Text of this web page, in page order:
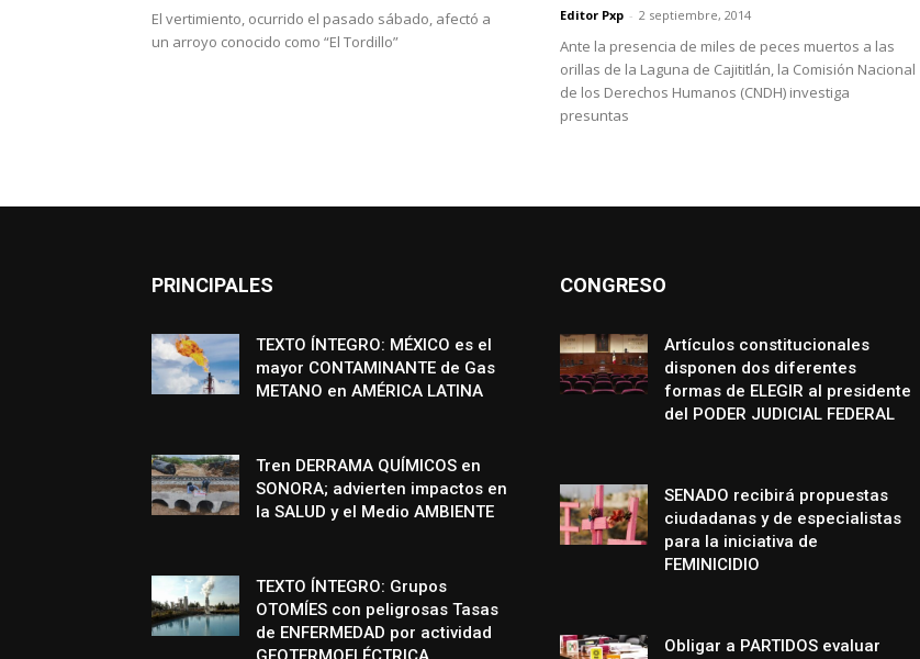
El vertimiento, ocurrido el pasado sábado, afectó a
un arroyo conocido como “El Tordillo”
Editor Pxp - 2 septiembre, 2014
Ante la presencia de miles de peces muertos a las
orillas de la Laguna de Cajititlán, la Comisión Nacional
de los Derechos Humanos (CNDH) investiga
presuntas
PRINCIPALES
TEXTO ÍNTEGRO: MÉXICO es el
mayor CONTAMINANTE de Gas
METANO en AMÉRICA LATINA
Tren DERRAMA QUÍMICOS en
SONORA; advierten impactos en
la SALUD y el Medio AMBIENTE
TEXTO ÍNTEGRO: Grupos
OTOMÍES con peligrosas Tasas
de ENFERMEDAD por actividad
CONGRESO
Artículos constitucionales
disponen dos diferentes
formas de ELEGIR al presidente
del PODER JUDICIAL FEDERAL
SENADO recibirá propuestas
ciudadanas y de especialistas
para la iniciativa de
FEMINICIDIO
Obligar a PARTIDOS evaluar